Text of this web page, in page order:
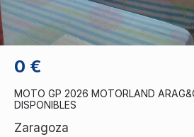
0 €
MOTO GP 2026 MOTORLAND
DISPONIBLES
Zaragoza